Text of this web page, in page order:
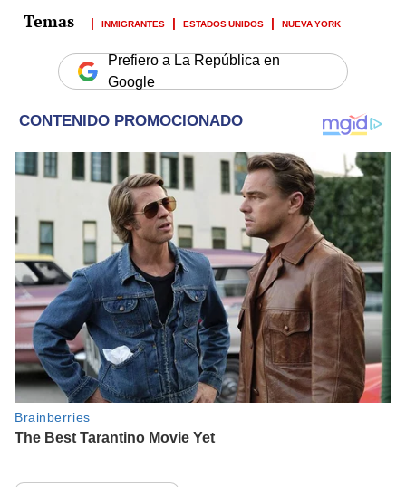
INMIGRANTES ESTADOS UNIDOS NUEVA YORK
Prefiero a La República en
Google